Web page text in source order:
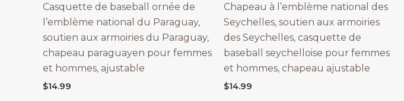
Casquette de baseball ornée de
l’emblème national du Paraguay,
soutien aux armoiries du Paraguay,
chapeau paraguayen pour femmes
et hommes, ajustable
$14.99
Chapeau à l’emblème national des
Seychelles, soutien aux armoiries
des Seychelles, casquette de
baseball seychelloise pour femmes
et hommes, chapeau ajustable
$14.99